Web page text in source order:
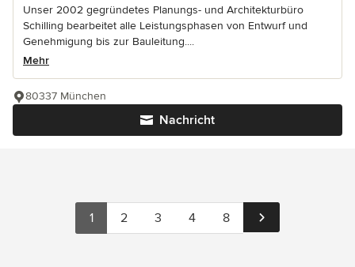
Unser 2002 gegründetes Planungs- und Architekturbüro
Schilling bearbeitet alle Leistungsphasen von Entwurf und
Genehmigung bis zur Bauleitung....
Mehr
Nachricht
80337 München
1 2 3 4 8